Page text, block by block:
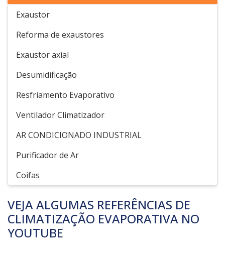
Exaustor
Reforma de exaustores
Exaustor axial
Desumidificação
Resfriamento Evaporativo
Ventilador Climatizador
AR CONDICIONADO INDUSTRIAL
Purificador de Ar
Coifas
VEJA ALGUMAS REFERÊNCIAS DE
CLIMATIZAÇÃO EVAPORATIVA NO
YOUTUBE